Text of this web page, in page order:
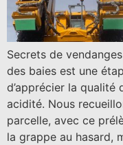
Secrets de
des baies est une
d’apprécier la qualité
acidité. Nous
parcelle, avec ce
la grappe au hasard,